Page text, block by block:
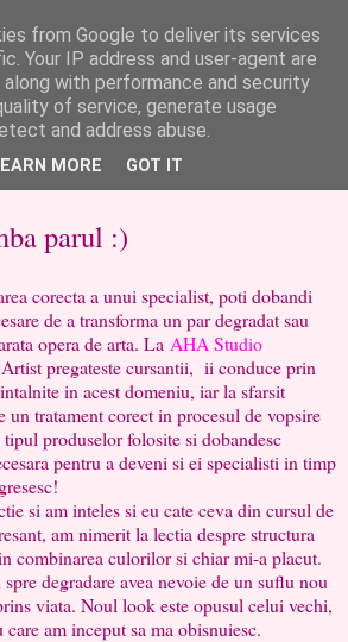
imi trec prin minte..si cum am
mea..
parul :)
a unui specialist, poti dobandi
de a transforma un par degradat sau
opera de arta. La AHA Studio
pregateste cursantii, ii conduce prin
in acest domeniu, iar la sfarsit
un tratament corect in procesul de vopsire
produselor folosite si dobandesc
pentru a deveni si ei specialisti in timp
am inteles si eu cate ceva din cursul de
am nimerit la lectia despre structura
combinarea culorilor si chiar mi-a placut.
degradare avea nevoie de un suflu nou
viata. Noul look este opusul celui vechi,
am inceput sa ma obisnuiesc.
from Google to deliver its services
Your IP address and user-agent are
with performance and security
of service, generate usage
and address abuse.
MORE GOT IT